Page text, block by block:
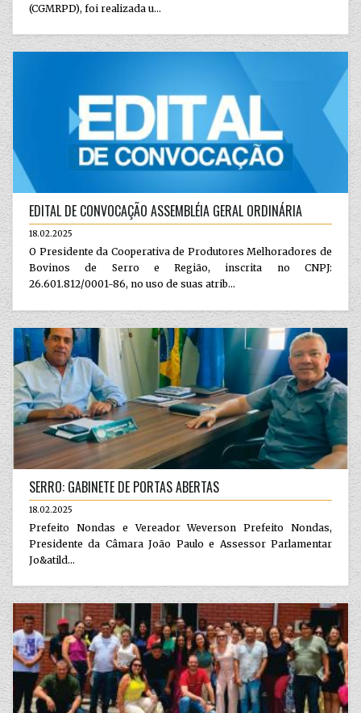
(CGMRPD), foi realizada u...
EDITAL DE CONVOCAÇÃO ASSEMBLÉIA GERAL ORDINÁRIA
18.02.2025
O Presidente da Cooperativa de Produtores Melhoradores de
Bovinos de Serro e Região, inscrita no CNPJ:
26.601.812/0001-86, no uso de suas atrib...
SERRO: GABINETE DE PORTAS ABERTAS
18.02.2025
Prefeito Nondas e Vereador Weverson Prefeito Nondas,
Presidente da Câmara João Paulo e Assessor Parlamentar
Jo&atild...